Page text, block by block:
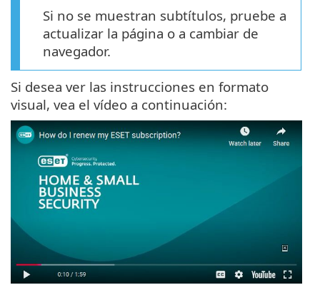
Si no se muestran subtítulos, pruebe a
actualizar la página o a cambiar de
navegador.
Si desea ver las instrucciones en formato
visual, vea el vídeo a continuación: